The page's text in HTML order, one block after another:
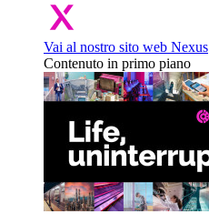
Vai al nostro sito web Nexus
Contenuto in primo piano